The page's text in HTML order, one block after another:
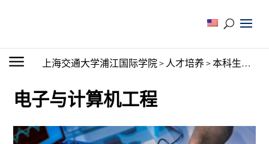
上海交通大学浦江国际学院> 人才培养>本科生教育
电子与计算机工程